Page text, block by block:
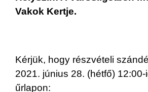
Vakok Kertje.
Kérjük, hogy részvételi
2021. június 28. (hétfő)
űrlapon: